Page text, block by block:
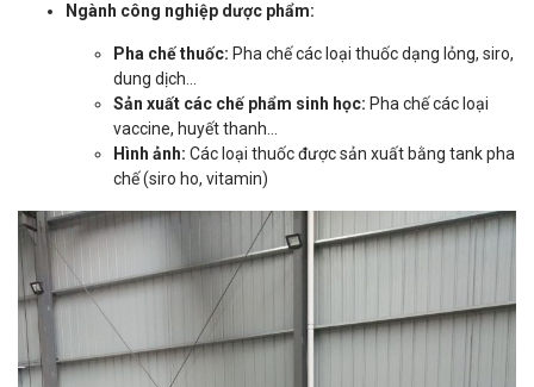
Ngành công nghiệp dược phẩm:
Pha chế thuốc: Pha chế các loại thuốc dạng lỏng, siro,
dung dịch...
Sản xuất các chế phẩm sinh học: Pha chế các loại
vaccine, huyết thanh...
Hình ảnh: Các loại thuốc được sản xuất bằng tank pha
chế (siro ho, vitamin)